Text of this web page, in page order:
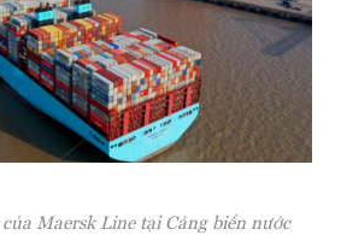
Maersk Line tại Cảng biển nước